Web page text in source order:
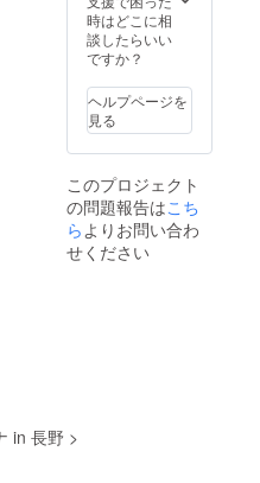
時はどこに相
談したらいい
ですか？
ヘルプページを
見る
このプロジェクト
の問題報告はこち
ら よりお問い合わ
せください
in 長野 >